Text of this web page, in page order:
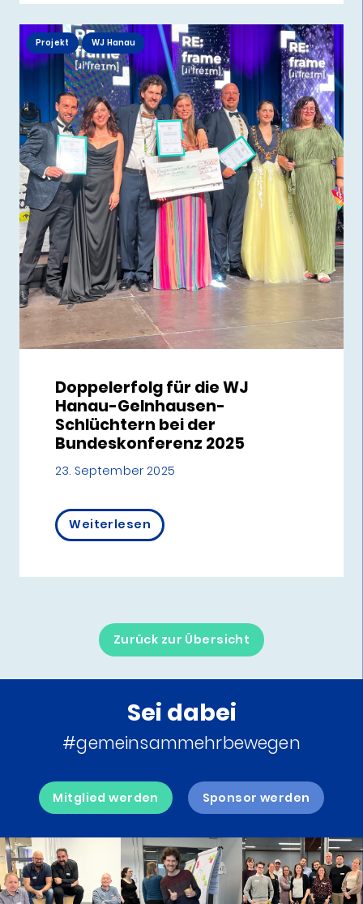
Projekt WJ Hanau
Doppelerfolg für die WJ
Hanau-Gelnhausen-
Schlüchtern bei der
Bundeskonferenz 2025
23. September 2025
Weiterlesen
Zurück zur Übersicht
Sei dabei
#gemeinsammehrbewegen
Mitglied werden Sponsor werden